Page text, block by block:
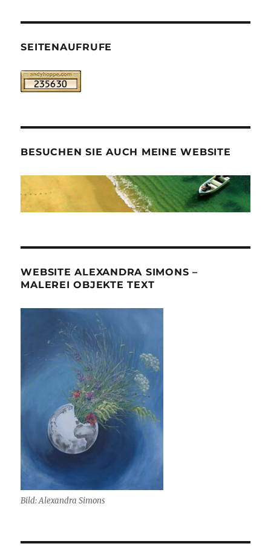
SEITENAUFRUFE
BESUCHEN SIE AUCH MEINE WEBSITE
WEBSITE ALEXANDRA SIMONS –
MALEREI OBJEKTE TEXT
Bild: Alexandra Simons